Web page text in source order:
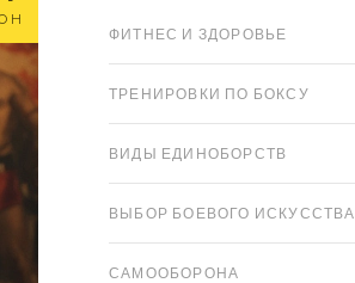
ФИТНЕС И ЗДОРОВЬЕ
ТРЕНИРОВКИ ПО БОКСУ
ВИДЫ ЕДИНОБОРСТВ
ВЫБОР БОЕВОГО ИСКУССТВА
САМООБОРОНА